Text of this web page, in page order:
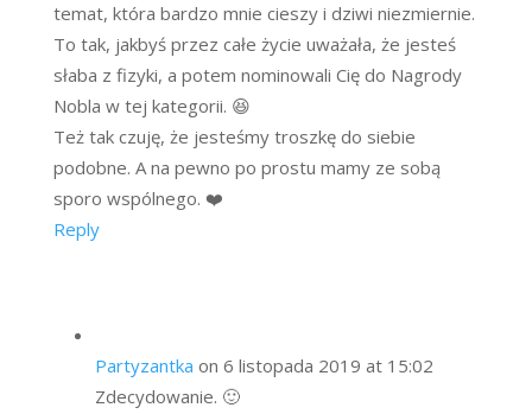
temat, która bardzo mnie cieszy i dziwi niezmiernie.
To tak, jakbyś przez całe życie uważała, że jesteś
słaba z fizyki, a potem nominowali Cię do Nagrody
Nobla w tej kategorii. 😆
Też tak czuję, że jesteśmy troszkę do siebie
podobne. A na pewno po prostu mamy ze sobą
sporo wspólnego. ❤️
Reply
Partyzantka on 6 listopada 2019 at 15:02
Zdecydowanie. 🙂